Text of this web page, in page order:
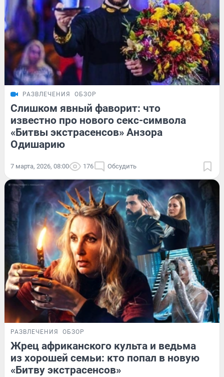
РАЗВЛЕЧЕНИЯ ОБЗОР
Слишком явный фаворит: что
известно про нового секс-символа
«Битвы экстрасенсов» Анзора
Одишарию
7 марта, 2026, 08:00 176 Обсудить
РАЗВЛЕЧЕНИЯ ОБЗОР
Жрец африканского культа и ведьма
из хорошей семьи: кто попал в новую
«Битву экстрасенсов»